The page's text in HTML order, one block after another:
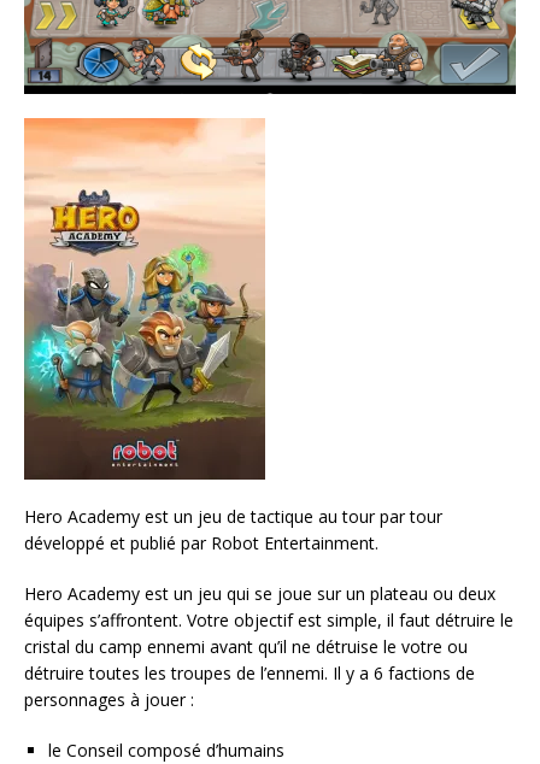
Hero Academy est un jeu de tactique au tour par tour
développé et publié par Robot Entertainment.
Hero Academy est un jeu qui se joue sur un plateau ou deux
équipes s’affrontent. Votre objectif est simple, il faut détruire le
cristal du camp ennemi avant qu’il ne détruise le votre ou
détruire toutes les troupes de l’ennemi. Il y a 6 factions de
personnages à jouer :
le Conseil composé d’humains